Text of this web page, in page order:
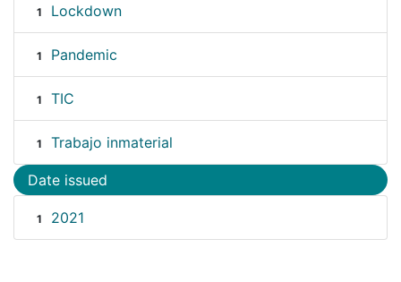
1 Lockdown
1 Pandemic
1 TIC
1 Trabajo inmaterial
Date issued
1 2021